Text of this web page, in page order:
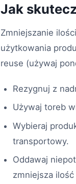
Jak
Zmniejszanie
użytkowania
reuse (używaj
Rezygnuj z
Używaj toreb
Wybieraj
transportowy.
Oddawaj
zmniejsza